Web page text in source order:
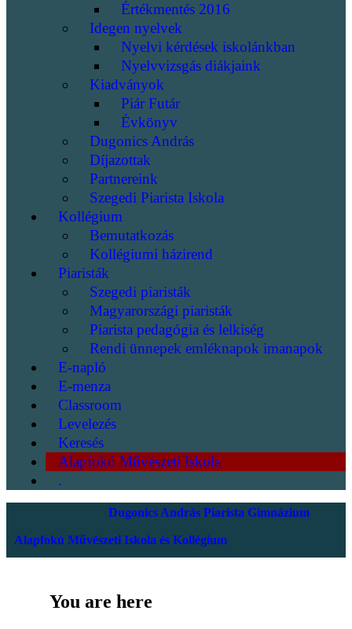
Értékmentés 2016
Idegen nyelvek
Nyelvi kérdések iskolánkban
Nyelvvizsgás diákjaink
Kiadványok
Piár Futár
Évkönyv
Dugonics András
Díjazottak
Partnereink
Szegedi Piarista Iskola
Kollégium
Bemutatkozás
Kollégiumi házirend
Piaristák
Szegedi piaristák
Magyarországi piaristák
Piarista pedagógia és lelkiség
Rendi ünnepek emléknapok imanapok
E-napló
E-menza
Classroom
Levelezés
Keresés
Alapfokú Művészeti Iskola
.
Dugonics András Piarista Gimnázium
Alapfokú Művészeti Iskola és Kollégium
You are here